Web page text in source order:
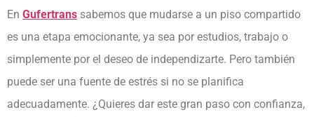
En Gufertrans sabemos que mudarse a un piso compartido
es una etapa emocionante, ya sea por estudios, trabajo o
simplemente por el deseo de independizarte. Pero también
puede ser una fuente de estrés si no se planifica
adecuadamente. ¿Quieres dar este gran paso con confianza,